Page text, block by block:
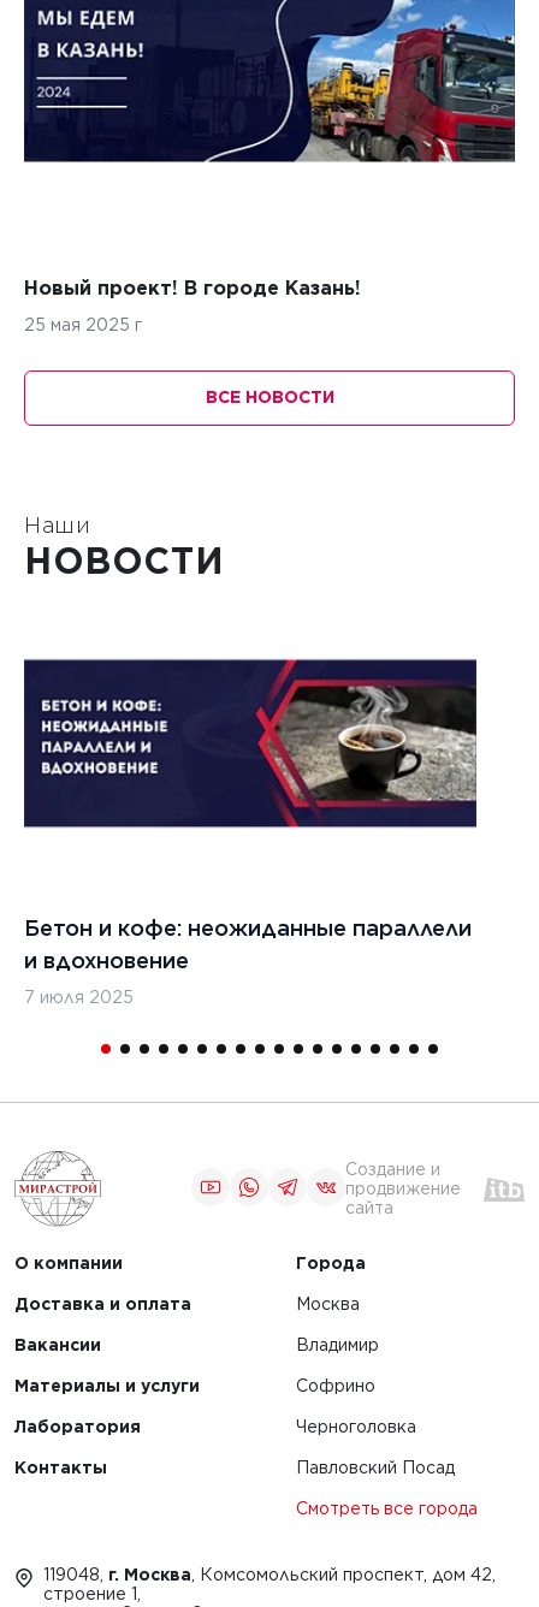
Новый проект! В городе Казань!
25 мая 2025 г
ВСЕ НОВОСТИ
Наши
НОВОСТИ
Бетон и кофе: неожиданные параллели
и вдохновение
7 июля 2025
Создание и
продвижение
сайта
О компании
Доставка и оплата
Вакансии
Материалы и услуги
Лаборатория
Контакты
Города
Москва
Владимир
Софрино
Черноголовка
Павловский Посад
Смотреть все города
119048, г. Москва, Комсомольский проспект, дом 42,
строение 1,